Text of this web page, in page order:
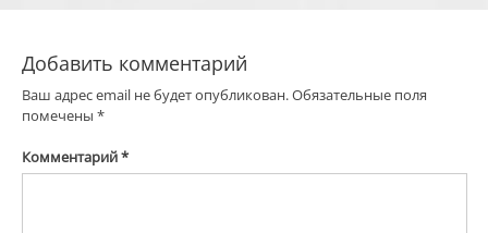
Добавить комментарий
Ваш адрес email не будет опубликован.Обязательные поля
помечены *
Комментарий*